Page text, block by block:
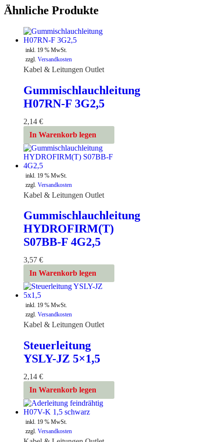
Ähnliche Produkte
inkl. 19 % MwSt.
zzgl. Versandkosten
Kabel & Leitungen Outlet
Gummischlauchleitung
H07RN-F 3G2,5
2,14 €
In Warenkorb legen
inkl. 19 % MwSt.
zzgl. Versandkosten
Kabel & Leitungen Outlet
Gummischlauchleitung
HYDROFIRM(T)
S07BB-F 4G2,5
3,57 €
In Warenkorb legen
inkl. 19 % MwSt.
zzgl. Versandkosten
Kabel & Leitungen Outlet
Steuerleitung
YSLY-JZ 5×1,5
2,14 €
In Warenkorb legen
inkl. 19 % MwSt.
zzgl. Versandkosten